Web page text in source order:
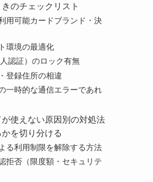
のチェックリスト
用可能カードブランド・決
環境の最適化
認証）のロック有無
登録住所の相違
一時的な通信エラーであれ
使えない原因別の対処法
を切り分ける
る利用制限を解除する方法
拒否（限度額・セキュリテ